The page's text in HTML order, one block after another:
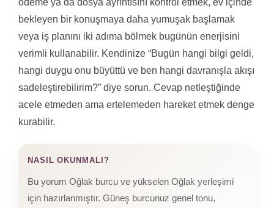
bekleyen bir konuşmaya daha yumuşak başlamak
veya iş planını iki adıma bölmek bugünün enerjisini
verimli kullanabilir. Kendinize “Bugün hangi bilgi geldi,
hangi duygu onu büyüttü ve ben hangi davranışla akışı
sadeleştirebilirim?” diye sorun. Cevap netleştiğinde
acele etmeden ama ertelemeden hareket etmek denge
kurabilir.
NASIL OKUNMALI?
Bu yorum Oğlak burcu ve yükselen Oğlak yerleşimi
için hazırlanmıştır. Güneş burcunuz genel tonu,